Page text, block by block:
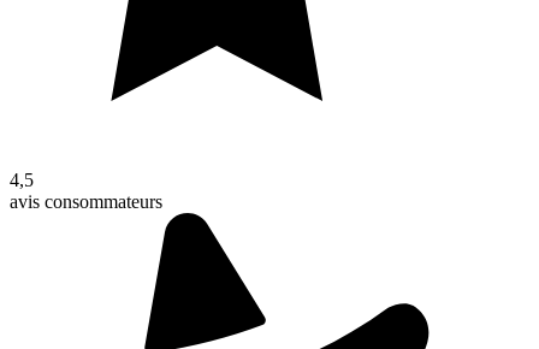
4,5
avis consommateurs